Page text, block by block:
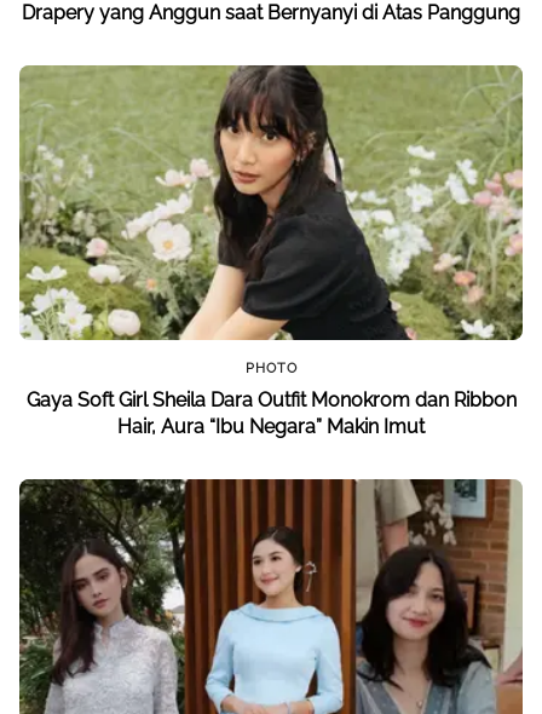
Drapery yang Anggun saat Bernyanyi di Atas Panggung
PHOTO
Gaya Soft Girl Sheila Dara Outfit Monokrom dan Ribbon
Hair, Aura “Ibu Negara” Makin Imut